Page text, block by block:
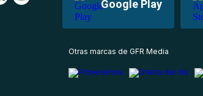
Google Play
Otras marcas de GFR Media